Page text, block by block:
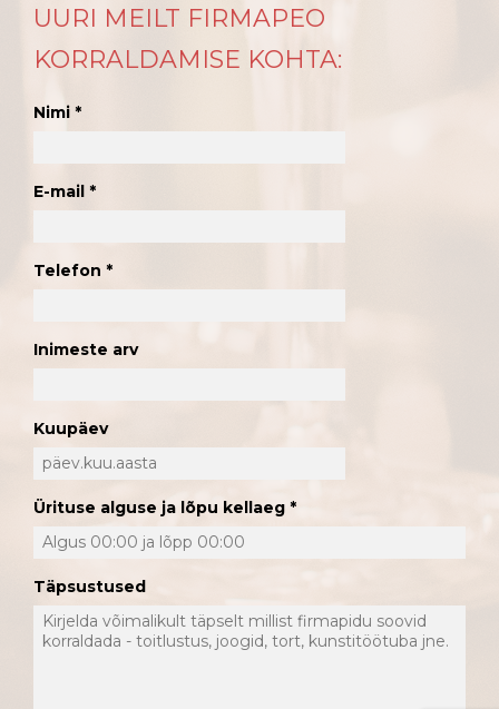
UURI MEILT FIRMAPEO
KORRALDAMISE KOHTA:
Nimi
E-mail
Telefon
Inimeste arv
Kuupäev
Ürituse alguse ja lõpu kellaeg
Täpsustused